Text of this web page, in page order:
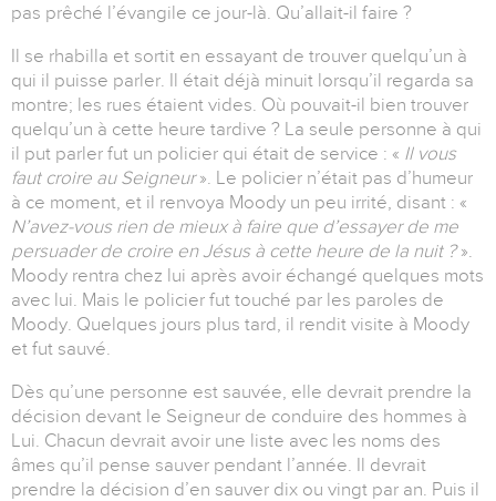
pas prêché l’évangile ce jour-là. Qu’allait-il faire ?
Il se rhabilla et sortit en essayant de trouver quelqu’un à
qui il puisse parler. Il était déjà minuit lorsqu’il regarda sa
montre; les rues étaient vides. Où pouvait-il bien trouver
quelqu’un à cette heure tardive ? La seule personne à qui
il put parler fut un policier qui était de service : « Il vous
faut croire au Seigneur». Le policier n’était pas d’humeur
à ce moment, et il renvoya Moody un peu irrité, disant : «
N’avez-vous rien de mieux à faire que d’essayer de me
persuader de croire en Jésus à cette heure de la nuit ?».
Moody rentra chez lui après avoir échangé quelques mots
avec lui. Mais le policier fut touché par les paroles de
Moody. Quelques jours plus tard, il rendit visite à Moody
et fut sauvé.
Dès qu’une personne est sauvée, elle devrait prendre la
décision devant le Seigneur de conduire des hommes à
Lui. Chacun devrait avoir une liste avec les noms des
âmes qu’il pense sauver pendant l’année. Il devrait
prendre la décision d’en sauver dix ou vingt par an. Puis il